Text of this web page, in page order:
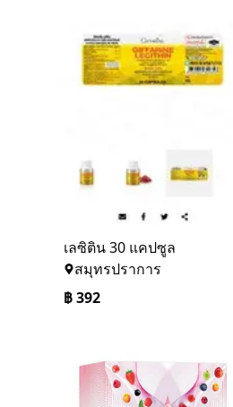
เลซิติน 30 แคปซูล
สมุทรปราการ
฿392